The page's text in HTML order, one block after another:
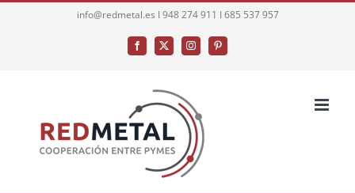
info@redmetal.es I 948 274 911 I 685 537 957
Facebook
X InstagramPinterest